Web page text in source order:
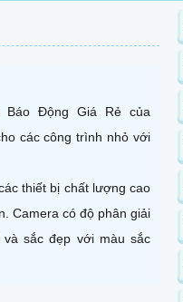
Báo Động Giá Rẻ của
các công trình nhỏ với
thiết bị chất lượng cao
Camera có độ phân giải
sắc đẹp với màu sắc